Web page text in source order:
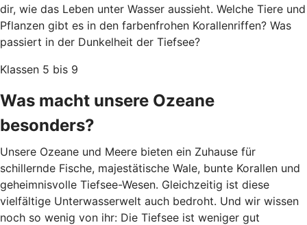
dir, wie das Leben unter Wasser aussieht. Welche Tiere und
Pflanzen gibt es in den farbenfrohen Korallenriffen? Was
passiert in der Dunkelheit der Tiefsee?
Klassen 5 bis 9
Was macht unsere Ozeane
besonders?
Unsere Ozeane und Meere bieten ein Zuhause für
schillernde Fische, majestätische Wale, bunte Korallen und
geheimnisvolle Tiefsee-Wesen. Gleichzeitig ist diese
vielfältige Unterwasserwelt auch bedroht. Und wir wissen
noch so wenig von ihr: Die Tiefsee ist weniger gut